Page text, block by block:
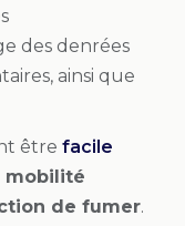
des denrées
ainsi que
être facile
mobilité
de fumer.